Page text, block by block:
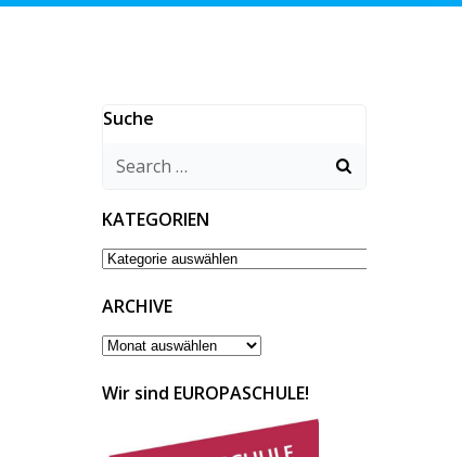
Suche
Search
KATEGORIEN
KATEGORIEN
ARCHIVE
ARCHIVE
Wir sind EUROPASCHULE!